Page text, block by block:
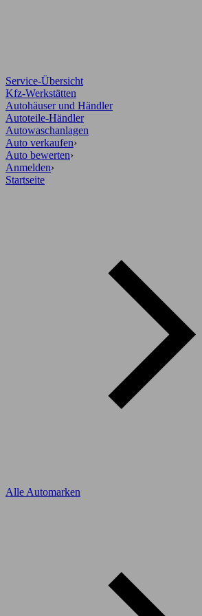
Service-Übersicht
Kfz-Werkstätten
Autohäuser und Händler
Autoteile-Händler
Autowaschanlagen
Auto verkaufen›
Auto bewerten›
Anmelden›
Startseite
Alle Automarken